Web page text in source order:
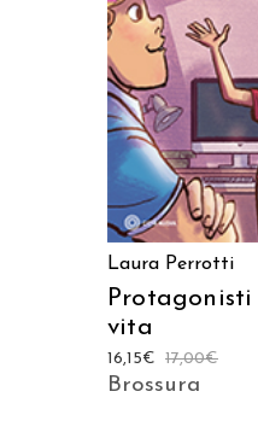
Laura Perrotti
vita
17,00€
16,15€
Brossura